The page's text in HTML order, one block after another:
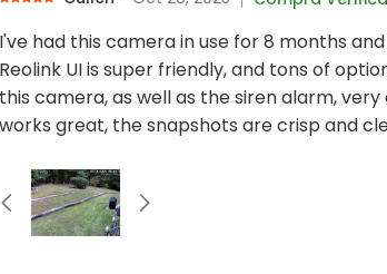
I've had this camera in use for 8 months
Reolink UI is super friendly, and tons of
this camera, as well as the siren alarm,
works great, the snapshots are crisp and